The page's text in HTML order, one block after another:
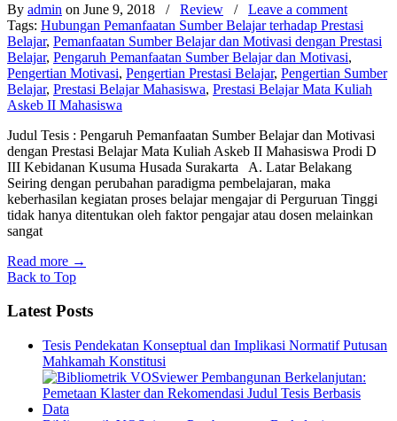
By admin on June 9, 2018 / Review / Leave a comment
Tags: Hubungan Pemanfaatan Sumber Belajar terhadap Prestasi
Belajar, Pemanfaatan Sumber Belajar dan Motivasi dengan Prestasi
Belajar, Pengaruh Pemanfaatan Sumber Belajar dan Motivasi,
Pengertian Motivasi, Pengertian Prestasi Belajar, Pengertian Sumber
Belajar, Prestasi Belajar Mahasiswa, Prestasi Belajar Mata Kuliah
Askeb II Mahasiswa
Judul Tesis : Pengaruh Pemanfaatan Sumber Belajar dan Motivasi
dengan Prestasi Belajar Mata Kuliah Askeb II Mahasiswa Prodi D
III Kebidanan Kusuma Husada Surakarta A. Latar Belakang
Seiring dengan perubahan paradigma pembelajaran, maka
keberhasilan kegiatan proses belajar mengajar di Perguruan Tinggi
tidak hanya ditentukan oleh faktor pengajar atau dosen melainkan
sangat
Read more →
Back to Top
Latest Posts
Tesis Pendekatan Konseptual dan Implikasi Normatif Putusan
Mahkamah Konstitusi